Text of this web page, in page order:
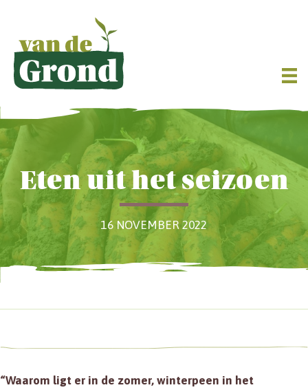
Eten uit het seizoen
16 NOVEMBER 2022
“Waarom ligt er in de zomer, winterpeen in het